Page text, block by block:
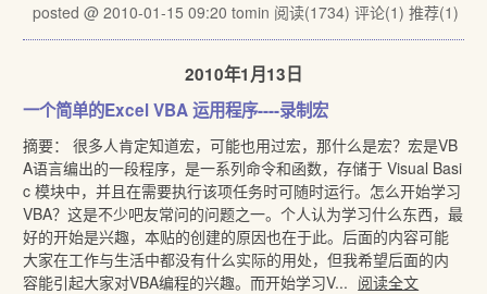
posted @ 2010-01-15 09:20 tomin 阅读(1734) 评论(1) 推荐(1)
2010年1月13日
一个简单的Excel VBA 运用程序----录制宏
摘要： 很多人肯定知道宏，可能也用过宏，那什么是宏？宏是VB
A语言编出的一段程序，是一系列命令和函数，存储于 Visual Basi
c 模块中，并且在需要执行该项任务时可随时运行。怎么开始学习
VBA？这是不少吧友常问的问题之一。个人认为学习什么东西，最
好的开始是兴趣，本贴的创建的原因也在于此。后面的内容可能
大家在工作与生活中都没有什么实际的用处，但我希望后面的内
容能引起大家对VBA编程的兴趣。而开始学习V... 阅读全文